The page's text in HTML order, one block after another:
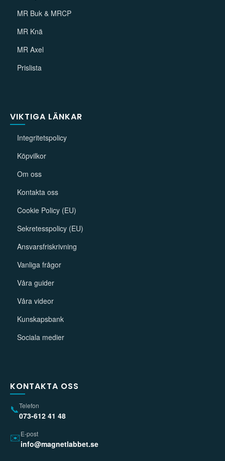
MR Buk & MRCP
MR Knä
MR Axel
Prislista
VIKTIGA LÄNKAR
Integritetspolicy
Köpvilkor
Om oss
Kontakta oss
Cookie Policy (EU)
Sekretesspolicy (EU)
Ansvarsfriskrivning
Vanliga frågor
Våra guider
Våra videor
Kunskapsbank
Sociala medier
KONTAKTA OSS
📞Telefon
073-612 41 48
✉️E-post
info@magnetlabbet.se